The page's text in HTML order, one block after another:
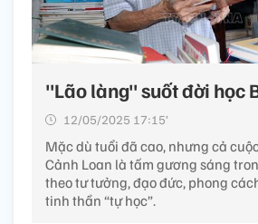
"Lão làng" suốt đời học
12/05/2025 17:15’
Mặc dù tuổi đã cao, nhưng cả
Cảnh Loan là tấm gương sáng
theo tư tưởng, đạo đức, phong
tinh thần “tự học”.